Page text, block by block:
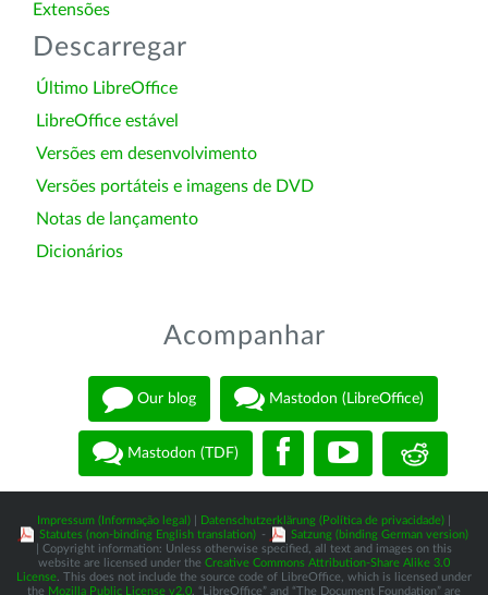
Extensões
Descarregar
Último LibreOffice
LibreOffice estável
Versões em desenvolvimento
Versões portáteis e imagens de DVD
Notas de lançamento
Dicionários
Acompanhar
Our blog Mastodon (LibreOffice)
Mastodon (TDF)
Impressum (Informação legal) Datenschutzerklärung (Política de privacidade)
Statutes (non-binding English translation) -
Satzung (binding German version)
| Copyright information: Unless otherwise specified, all text and images on this
website are licensed under the Creative Commons Attribution-Share Alike 3.0
License . This does not include the source code of LibreOffice, which is licensed under
the Mozilla Public License v2.0 . “LibreOffice” and “The Document Foundation” are